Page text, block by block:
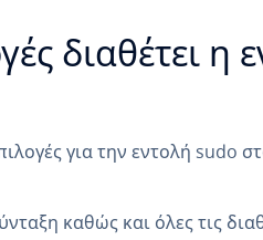
διαθέτει η
για την εντολή sudo
καθώς και όλες τις